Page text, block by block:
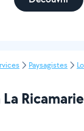
Paysagistes